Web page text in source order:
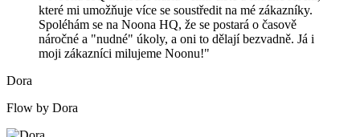
které mi umožňuje více se soustředit na mé zákazníky.
Spoléhám se na Noona HQ, že se postará o časově
náročné a "nudné" úkoly, a oni to dělají bezvadně. Já i
moji zákazníci milujeme Noonu!"
Dora
Flow by Dora